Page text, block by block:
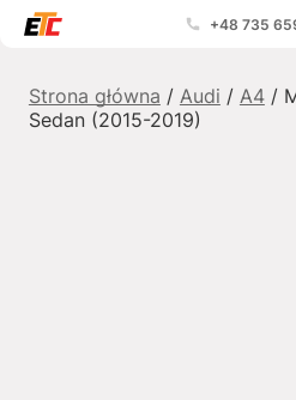
+48 735
Strona główna / Audi / A4/
Sedan (2015-2019)